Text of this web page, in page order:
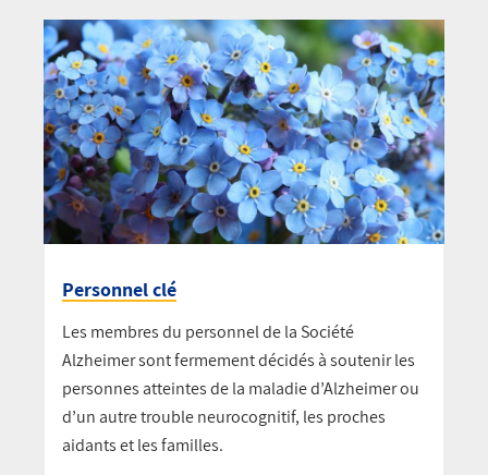
Personnel clé
Les membres du personnel de la Société
Alzheimer sont fermement décidés à soutenir les
personnes atteintes de la maladie d’Alzheimer ou
d’un autre trouble neurocognitif, les proches
aidants et les familles.